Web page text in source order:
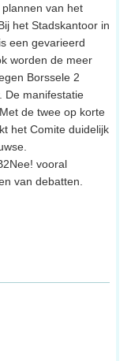
van het
het Stadskantoor in
een gevarieerd
worden de meer
Borssele 2
De manifestatie
de twee op korte
het Comite duidelijk
vooral
van debatten.